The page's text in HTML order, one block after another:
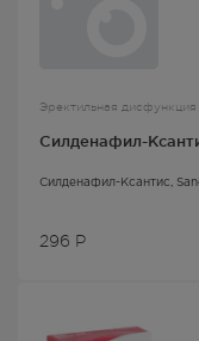
Эректильная дисфункция
Силденафил-
Силденафил-Ксантис ,
296 Р